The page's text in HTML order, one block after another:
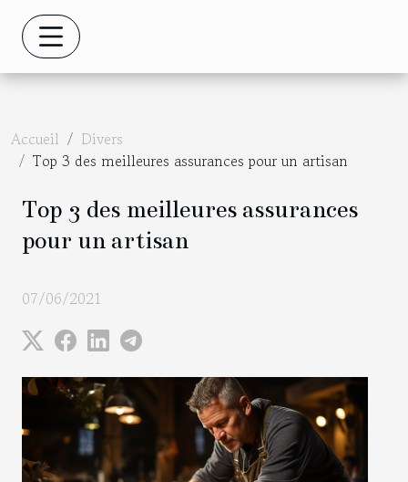
Accueil
Divers
Top 3 des meilleures assurances pour un artisan
Top 3 des meilleures assurances
pour un artisan
07/06/2021